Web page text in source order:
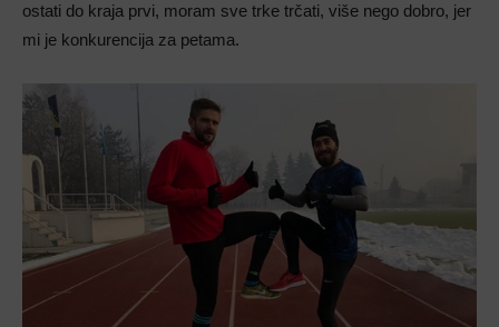
ostati do kraja prvi, moram sve trke trčati, više nego dobro, jer
mi je konkurencija za petama.